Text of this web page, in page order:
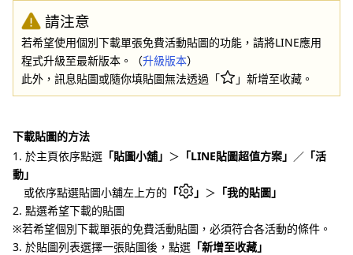
請注意
若希望使用個別下載單張免費活動貼圖的功能，請將LINE應用
程式升級至最新版本。（升級版本）
此外，訊息貼圖或隨你填貼圖無法透過「
」新增至收藏。
下載貼圖的方法
1. 於主頁依序點選 「貼圖小舖」 ＞ 「LINE貼圖超值方案」 ／ 「活
動」
或依序點選貼圖小舖左上方的 「 」 ＞ 「我的貼圖」
2. 點選希望下載的貼圖
※若希望個別下載單張的免費活動貼圖，必須符合各活動的條件。
3. 於貼圖列表選擇一張貼圖後，點選 「新增至收藏」